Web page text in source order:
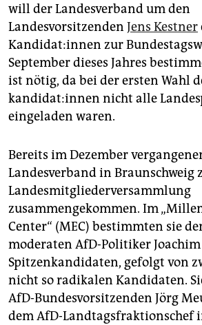
epaper login
will der Landesverband um den
Landesvorsitzenden Jens Kestner
Kan­di­da­t:in­nen zur
September dieses Jahres
ist nötig, da bei der ersten Wahl
kan­di­da­t:in­nen nicht alle
eingeladen waren.
Bereits im Dezember
Landesverband in Braunschweig
Landesmitgliederversammlung
zusammengekommen. Im
Center“ (MEC) bestimmten sie
moderaten AfD-Politiker
Spitzenkandidaten, gefolgt von
nicht so radikalen Kandidaten.
AfD-Bundesvorsitzenden Jörg
dem AfD-Landtagsfraktionschef